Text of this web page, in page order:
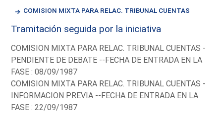
COMISION MIXTA PARA RELAC. TRIBUNAL CUENTAS
Tramitación seguida por la iniciativa
COMISION MIXTA PARA RELAC. TRIBUNAL CUENTAS -
PENDIENTE DE DEBATE --FECHA DE ENTRADA EN LA
FASE : 08/09/1987
COMISION MIXTA PARA RELAC. TRIBUNAL CUENTAS -
INFORMACION PREVIA --FECHA DE ENTRADA EN LA
FASE : 22/09/1987